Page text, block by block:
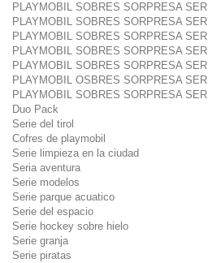
PLAYMOBIL SOBRES SORPRESA
PLAYMOBIL SOBRES SORPRESA
PLAYMOBIL SOBRES SORPRESA
PLAYMOBIL SOBRES SORPRESA
PLAYMOBIL SOBRES SORPRESA
PLAYMOBIL OSBRES SORPRESA
PLAYMOBIL SOBRES SORPRESA
Duo Pack
Serie del tirol
Cofres de playmobil
Serie limpieza en la ciudad
Seria aventura
Serie modelos
Serie parque acuatico
Serie del espacio
Serie hockey sobre hielo
Serie granja
Serie piratas